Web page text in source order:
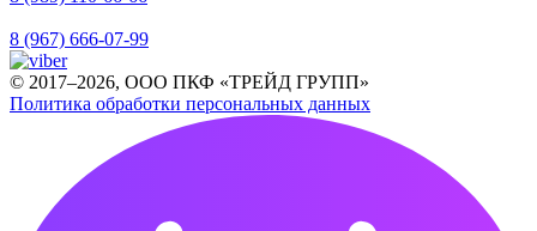
8 (967) 666-07-99
© 2017–2026, ООО ПКФ «ТРЕЙД ГРУПП»
Политика обработки персональных данных